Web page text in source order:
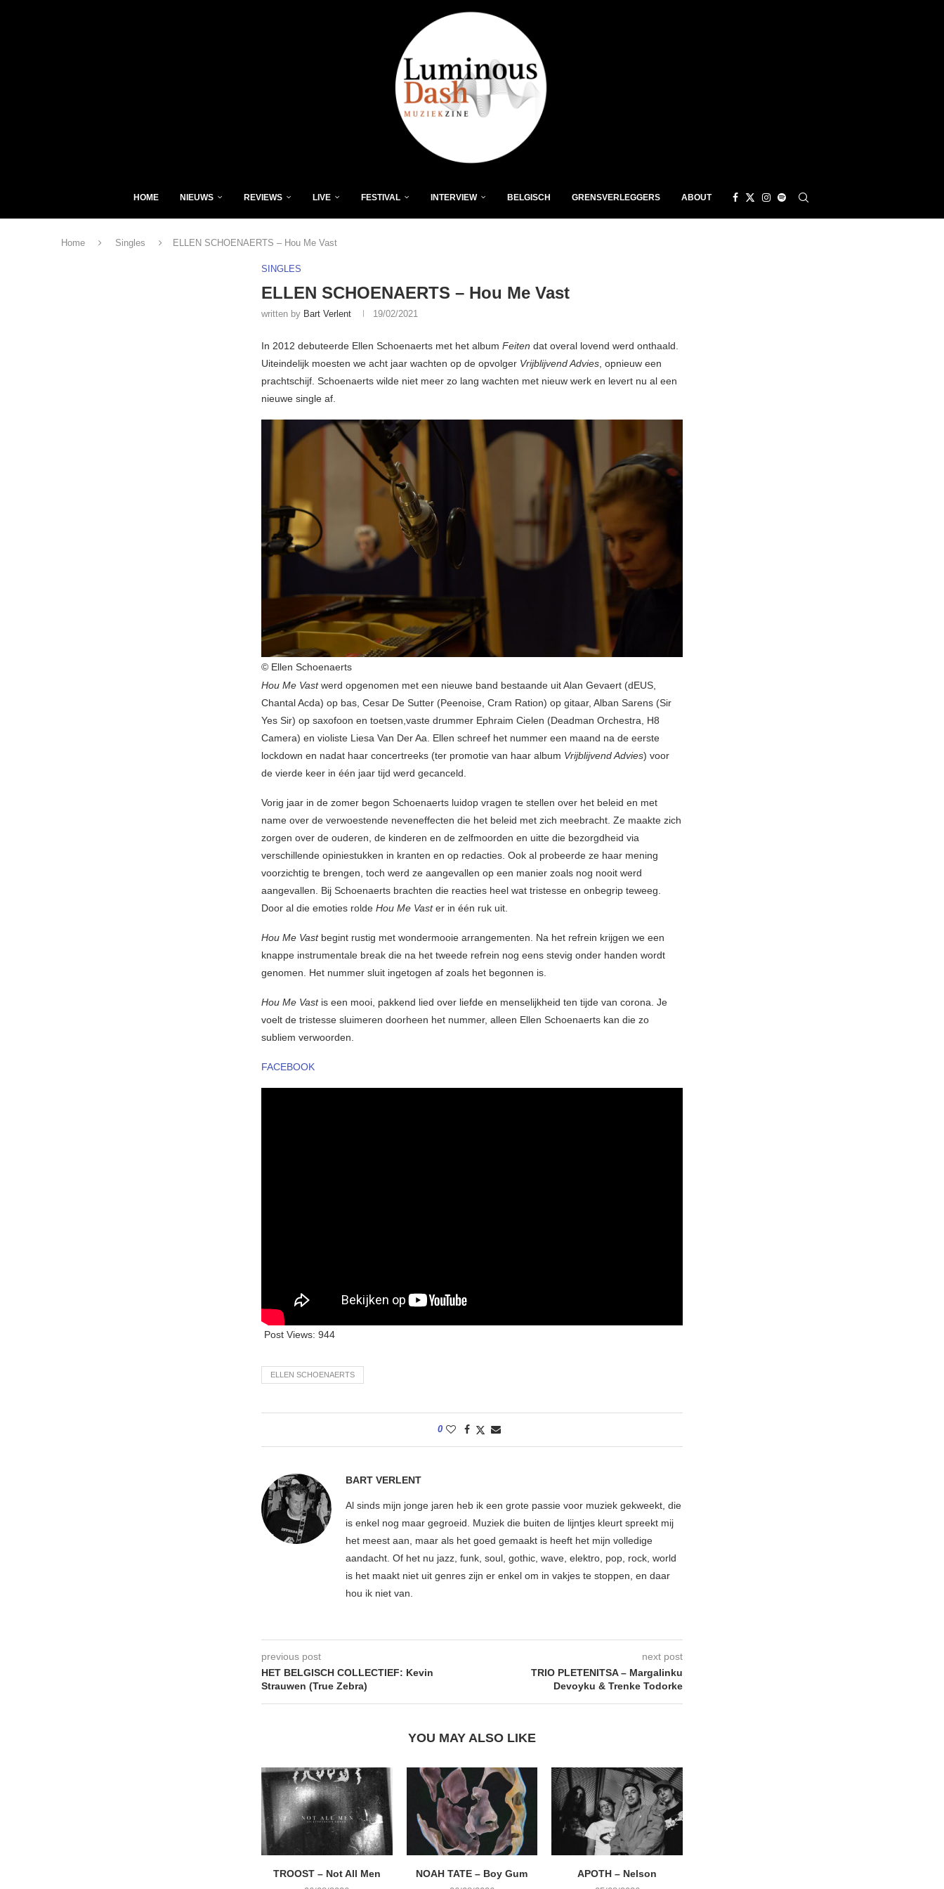
HOME NIEUWS REVIEWS LIVE FESTIVAL INTERVIEW BELGISCH GRENSVERLEGGERS ABOUT
Home Singles ELLEN SCHOENAERTS – Hou Me Vast
SINGLES
ELLEN SCHOENAERTS – Hou Me Vast
written by Bart Verlent 19/02/2021
In 2012 debuteerde Ellen Schoenaerts met het album Feiten dat overal lovend werd onthaald.
Uiteindelijk moesten we acht jaar wachten op de opvolger Vrijblijvend Advies, opnieuw een
prachtschijf. Schoenaerts wilde niet meer zo lang wachten met nieuw werk en levert nu al een
nieuwe single af.
© Ellen Schoenaerts
Hou Me Vastwerd opgenomen met een nieuwe band bestaande uit Alan Gevaert (dEUS,
Chantal Acda) op bas, Cesar De Sutter (Peenoise, Cram Ration) op gitaar, Alban Sarens (Sir
Yes Sir) op saxofoon en toetsen,vaste drummer Ephraim Cielen (Deadman Orchestra, H8
Camera) en violiste Liesa Van Der Aa. Ellen schreef het nummer een maand na de eerste
lockdown en nadat haar concertreeks (ter promotie van haar album Vrijblijvend Advies) voor
de vierde keer in één jaar tijd werd gecanceld.
Vorig jaar in de zomer begon Schoenaerts luidop vragen te stellen over het beleid en met
name over de verwoestende neveneffecten die het beleid met zich meebracht. Ze maakte zich
zorgen over de ouderen, de kinderen en de zelfmoorden en uitte die bezorgdheid via
verschillende opiniestukken in kranten en op redacties. Ook al probeerde ze haar mening
voorzichtig te brengen, toch werd ze aangevallen op een manier zoals nog nooit werd
aangevallen. Bij Schoenaerts brachten die reacties heel wat tristesse en onbegrip teweeg.
Door al die emoties rolde Hou Me Vaster in één ruk uit.
Hou Me Vastbegint rustig met wondermooie arrangementen. Na het refrein krijgen we een
knappe instrumentale break die na het tweede refrein nog eens stevig onder handen wordt
genomen. Het nummer sluit ingetogen af zoals het begonnen is.
Hou Me Vastis een mooi, pakkend lied over liefde en menselijkheid ten tijde van corona. Je
voelt de tristesse sluimeren doorheen het nummer, alleen Ellen Schoenaerts kan die zo
subliem verwoorden.
FACEBOOK
Post Views: 944
ELLEN SCHOENAERTS
0
BART VERLENT
Al sinds mijn jonge jaren heb ik een grote passie voor muziek gekweekt, die
is enkel nog maar gegroeid. Muziek die buiten de lijntjes kleurt spreekt mij
het meest aan, maar als het goed gemaakt is heeft het mijn volledige
aandacht. Of het nu jazz, funk, soul, gothic, wave, elektro, pop, rock, world
is het maakt niet uit genres zijn er enkel om in vakjes te stoppen, en daar
hou ik niet van.
previous post
HET BELGISCH COLLECTIEF: Kevin
Strauwen (True Zebra)
next post
TRIO PLETENITSA – Margalinku
Devoyku & Trenke Todorke
YOU MAY ALSO LIKE
TROOST – Not All Men NOAH TATE – Boy Gum APOTH – Nelson